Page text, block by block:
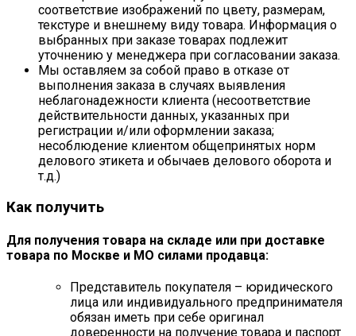
соответствие изображений по цвету, размерам,
текстуре и внешнему виду товара. Информация о
выбранных при заказе товарах подлежит
уточнению у менеджера при согласовании заказа.
Мы оставляем за собой право в отказе от
выполнения заказа в случаях выявления
неблагонадежности клиента (несоответствие
действительности данных, указанных при
регистрации и/или оформлении заказа;
несоблюдение клиентом общепринятых норм
делового этикета и обычаев делового оборота и
т.д.)
Как получить
Для получения товара на складе или при доставке
товара по Москве и МО силами продавца:
Представитель покупателя – юридического
лица или индивидуального предпринимателя
обязан иметь при себе оригинал
доверенности на получение товара и паспорт